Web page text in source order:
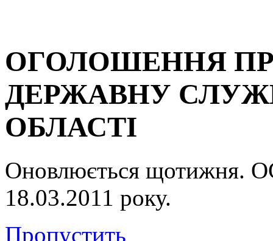
ОГОЛОШЕННЯ
ДЕРЖАВНУ
ОБЛАСТІ
Оновлюється
18.03.2011 року.
Пропустить